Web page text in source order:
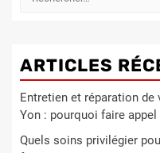
ARTICLES
Entretien et réparation
Yon : pourquoi faire
Quels soins privilégier